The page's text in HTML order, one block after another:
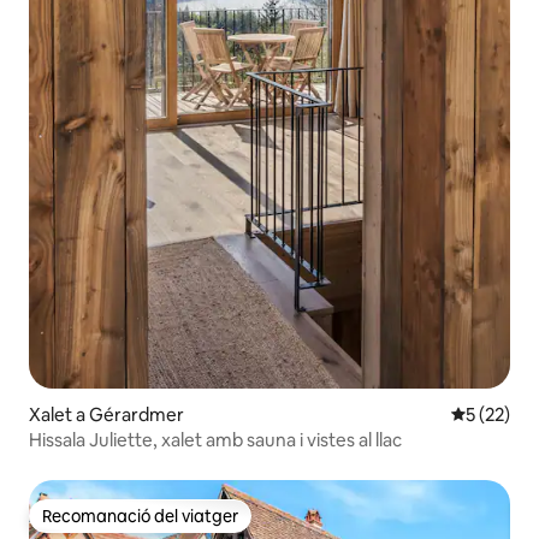
Xalet a Gérardmer 5 de
5 (22)
Hissala Juliette, xalet amb sauna i vistes al llac
Recomanació del viatger
Recomanació del viatger